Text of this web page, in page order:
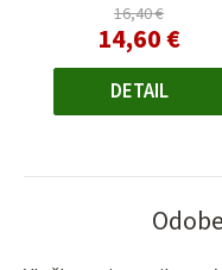
16,40 €
14,60 €
DETAIL